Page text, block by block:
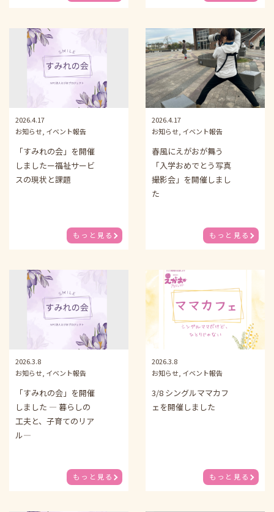
2026.4.17
お知らせ, イベント報告
「すみれの会」を開催
しましたー福祉サービ
スの現状と課題
もっと見る
2026.4.17
お知らせ, イベント報告
春風にえがおが舞う
「入学おめでとう写真
撮影会」を開催しまし
た
もっと見る
2026.3.8
お知らせ, イベント報告
「すみれの会」を開催
しました ― 暮らしの
工夫と、子育てのリア
ル―
もっと見る
2026.3.8
お知らせ, イベント報告
3/8 シングルママカフ
ェを開催しました
もっと見る